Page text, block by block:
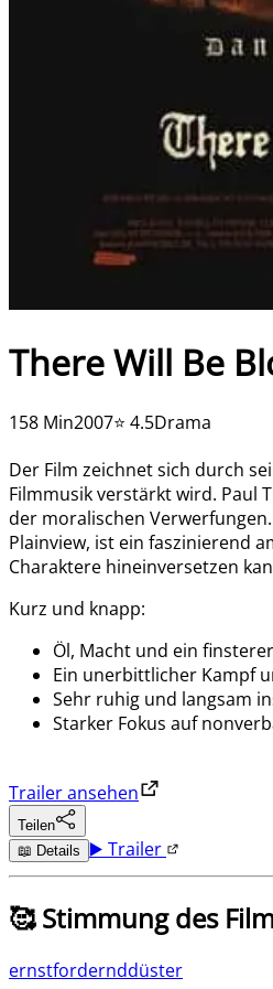
There Will Be
158 Min2007⭐ 4.5Drama
Der Film zeichnet sich durch
Filmmusik verstärkt wird. Paul
der moralischen
Plainview, ist ein faszinierend
Charaktere hineinversetzen
Kurz und knapp:
Öl, Macht und ein
Ein unerbittlicher Kampf
Sehr ruhig und langsam
Starker Fokus auf
Trailer ansehen
Teilen
📖 Details ▶️ Trailer
🥰 Stimmung des
ernstfordernddüster